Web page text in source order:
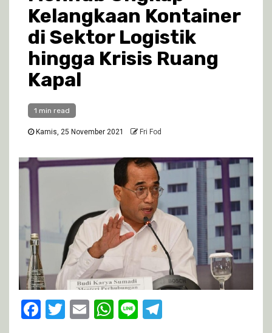
Kelangkaan Kontainer
di Sektor Logistik
hingga Krisis Ruang
Kapal
1 min read
Kamis, 25 November 2021 Fri Fod
Facebook
Twitter
EmailWhatsApp
Line